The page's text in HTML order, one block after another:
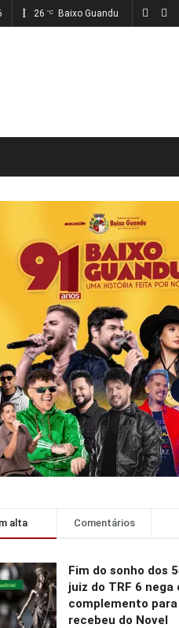
26 °C Baixo Guandu
alta Comentários
Fim do sonho dos
juiz do TRF 6 nega
complemento
recebeu do Novel